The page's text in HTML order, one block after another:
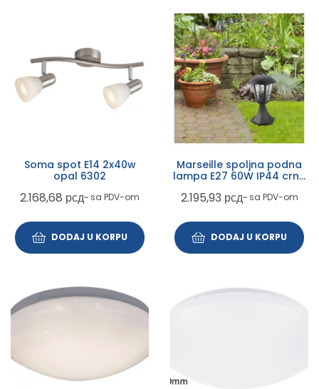
Soma spot E14 2x40w
opal 6302
2.168,68 рсд~ sa PDV-om
DODAJ U KORPU
Marseille spoljna podna
lampa E27 60W IP44 crna
2.195,93 рсд~ sa PDV-om
DODAJ U KORPU